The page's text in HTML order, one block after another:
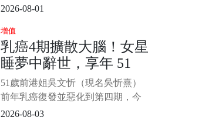
己之力讓兩任億萬富豪破產，自己
億）。 為了翻身，45歲的她不惜接
拍[大尺度]電影，轟動全城。 如今62
歲的她回看半生，坦言最後悔的就
是嫁給鍾鎮濤。 1/8
2026-08-01
增值
乳癌4期擴散大腦！女星
睡夢中辭世，享年 51
歲！2愛女悲慟送別...
51歲前港姐吳文忻（現名吳忻熹）
前年乳癌復發並惡化到第四期，今
家屬於她社群宣佈辭世噩耗：「致
2026-08-03